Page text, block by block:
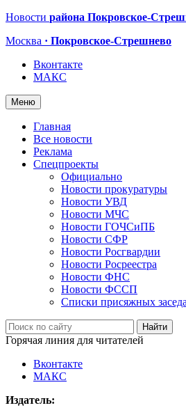
Новости района Покровское-
Москва · Покровское-Стрешнево
Вконтакте
МАКС
Меню
Главная
Все новости
Реклама
Спецпроекты
Официально
Новости прокуратуры
Новости УВД
Новости МЧС
Новости ГОЧСиПБ
Новости СФР
Новости Росгвардии
Новости Росреестра
Новости ФНС
Новости ФССП
Списки присяжных
Горячая линия для читателей
Вконтакте
МАКС
Издатель: